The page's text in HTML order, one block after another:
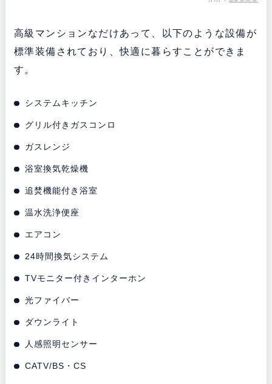
高級マンションなだけあって、以下のような設備が
標準装備されており、快適に暮らすことができま
す。
システムキッチン
グリル付きガスコンロ
ガスレンジ
浴室換気乾燥機
追焚機能付き浴室
温水洗浄便座
エアコン
24時間換気システム
TVモニター付きインターホン
光ファイバー
ダウンライト
人感照明センサー
CATV/BS・CS